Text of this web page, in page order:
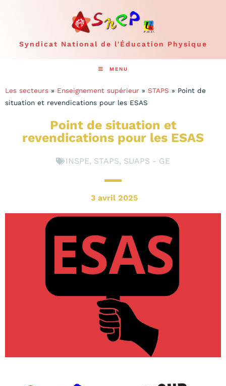
Syndicat National de l'Éducation Physique
MENU
Les secteurs » Enseignement supérieur » STAPS » Point de
situation et revendications pour les ESAS
Point de situation et
revendications pour les ESAS
INSPE, STAPS, SUAPS - GE
3 avril 2025